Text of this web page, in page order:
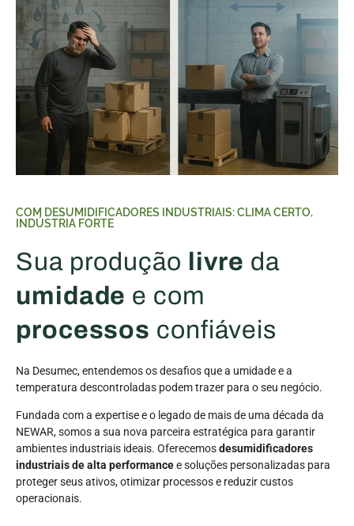
COM DESUMIDIFICADORES INDUSTRIAIS: CLIMA CERTO,
INDÚSTRIA FORTE
Sua produção livre da
umidade e com
processos confiáveis
Na Desumec, entendemos os desafios que a umidade e a
temperatura descontroladas podem trazer para o seu negócio.
Fundada com a expertise e o legado de mais de uma década da
NEWAR, somos a sua nova parceira estratégica para garantir
ambientes industriais ideais. Oferecemosdesumidificadores
industriais de alta performancee soluções personalizadas para
proteger seus ativos, otimizar processos e reduzir custos
operacionais.